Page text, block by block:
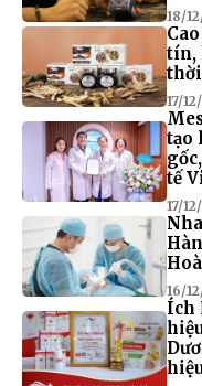
18/
tín,
17/
tạo
tế
17/
16/
Ích